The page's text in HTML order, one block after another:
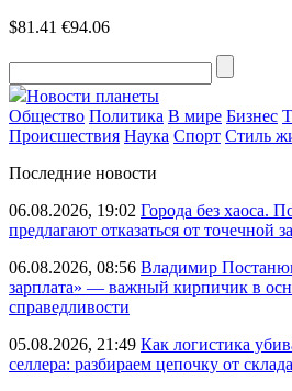
$81.41 €94.06
Новости планеты
Общество Политика В мире Бизнес
Происшествия Наука Спорт Стиль
Последние новости
06.08.2026, 19:02 Города без хаоса.
предлагают отказаться от точечной
06.08.2026, 08:56 Владимир
зарплата» — важный кирпичик в
справедливости
05.08.2026, 21:49 Как логистика
селлера: разбираем цепочку от